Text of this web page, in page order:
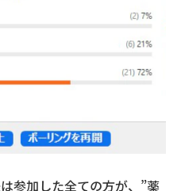
参加した全ての方が、”薬